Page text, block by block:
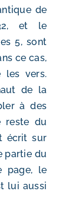
de
et le
5, sont
ce cas,
les vers.
de la
à des
reste du
écrit sur
partie du
page, le
lui aussi